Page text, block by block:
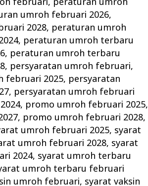
februari, peraturan umroh
umroh februari 2026,
2028, peraturan umroh
, peraturan umroh terbaru
, peraturan umroh terbaru
, persyaratan umroh februari,
februari 2025, persyaratan
, persyaratan umroh februari
, promo umroh februari 2025,
, promo umroh februari 2028,
umroh februari 2025, syarat
umroh februari 2028, syarat
2024, syarat umroh terbaru
umroh terbaru februari
umroh februari, syarat vaksin